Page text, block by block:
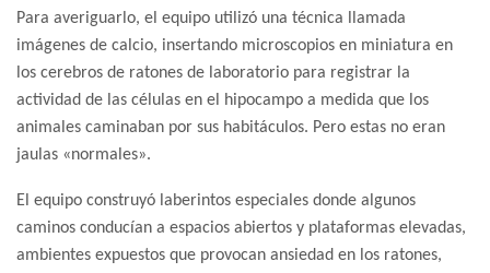
Para averiguarlo, el equipo utilizó una técnica llamada
imágenes de calcio, insertando microscopios en miniatura en
los cerebros de ratones de laboratorio para registrar la
actividad de las células en el hipocampo a medida que los
animales caminaban por sus habitáculos. Pero estas no eran
jaulas «normales».
El equipo construyó laberintos especiales donde algunos
caminos conducían a espacios abiertos y plataformas elevadas,
ambientes expuestos que provocan ansiedad en los ratones,